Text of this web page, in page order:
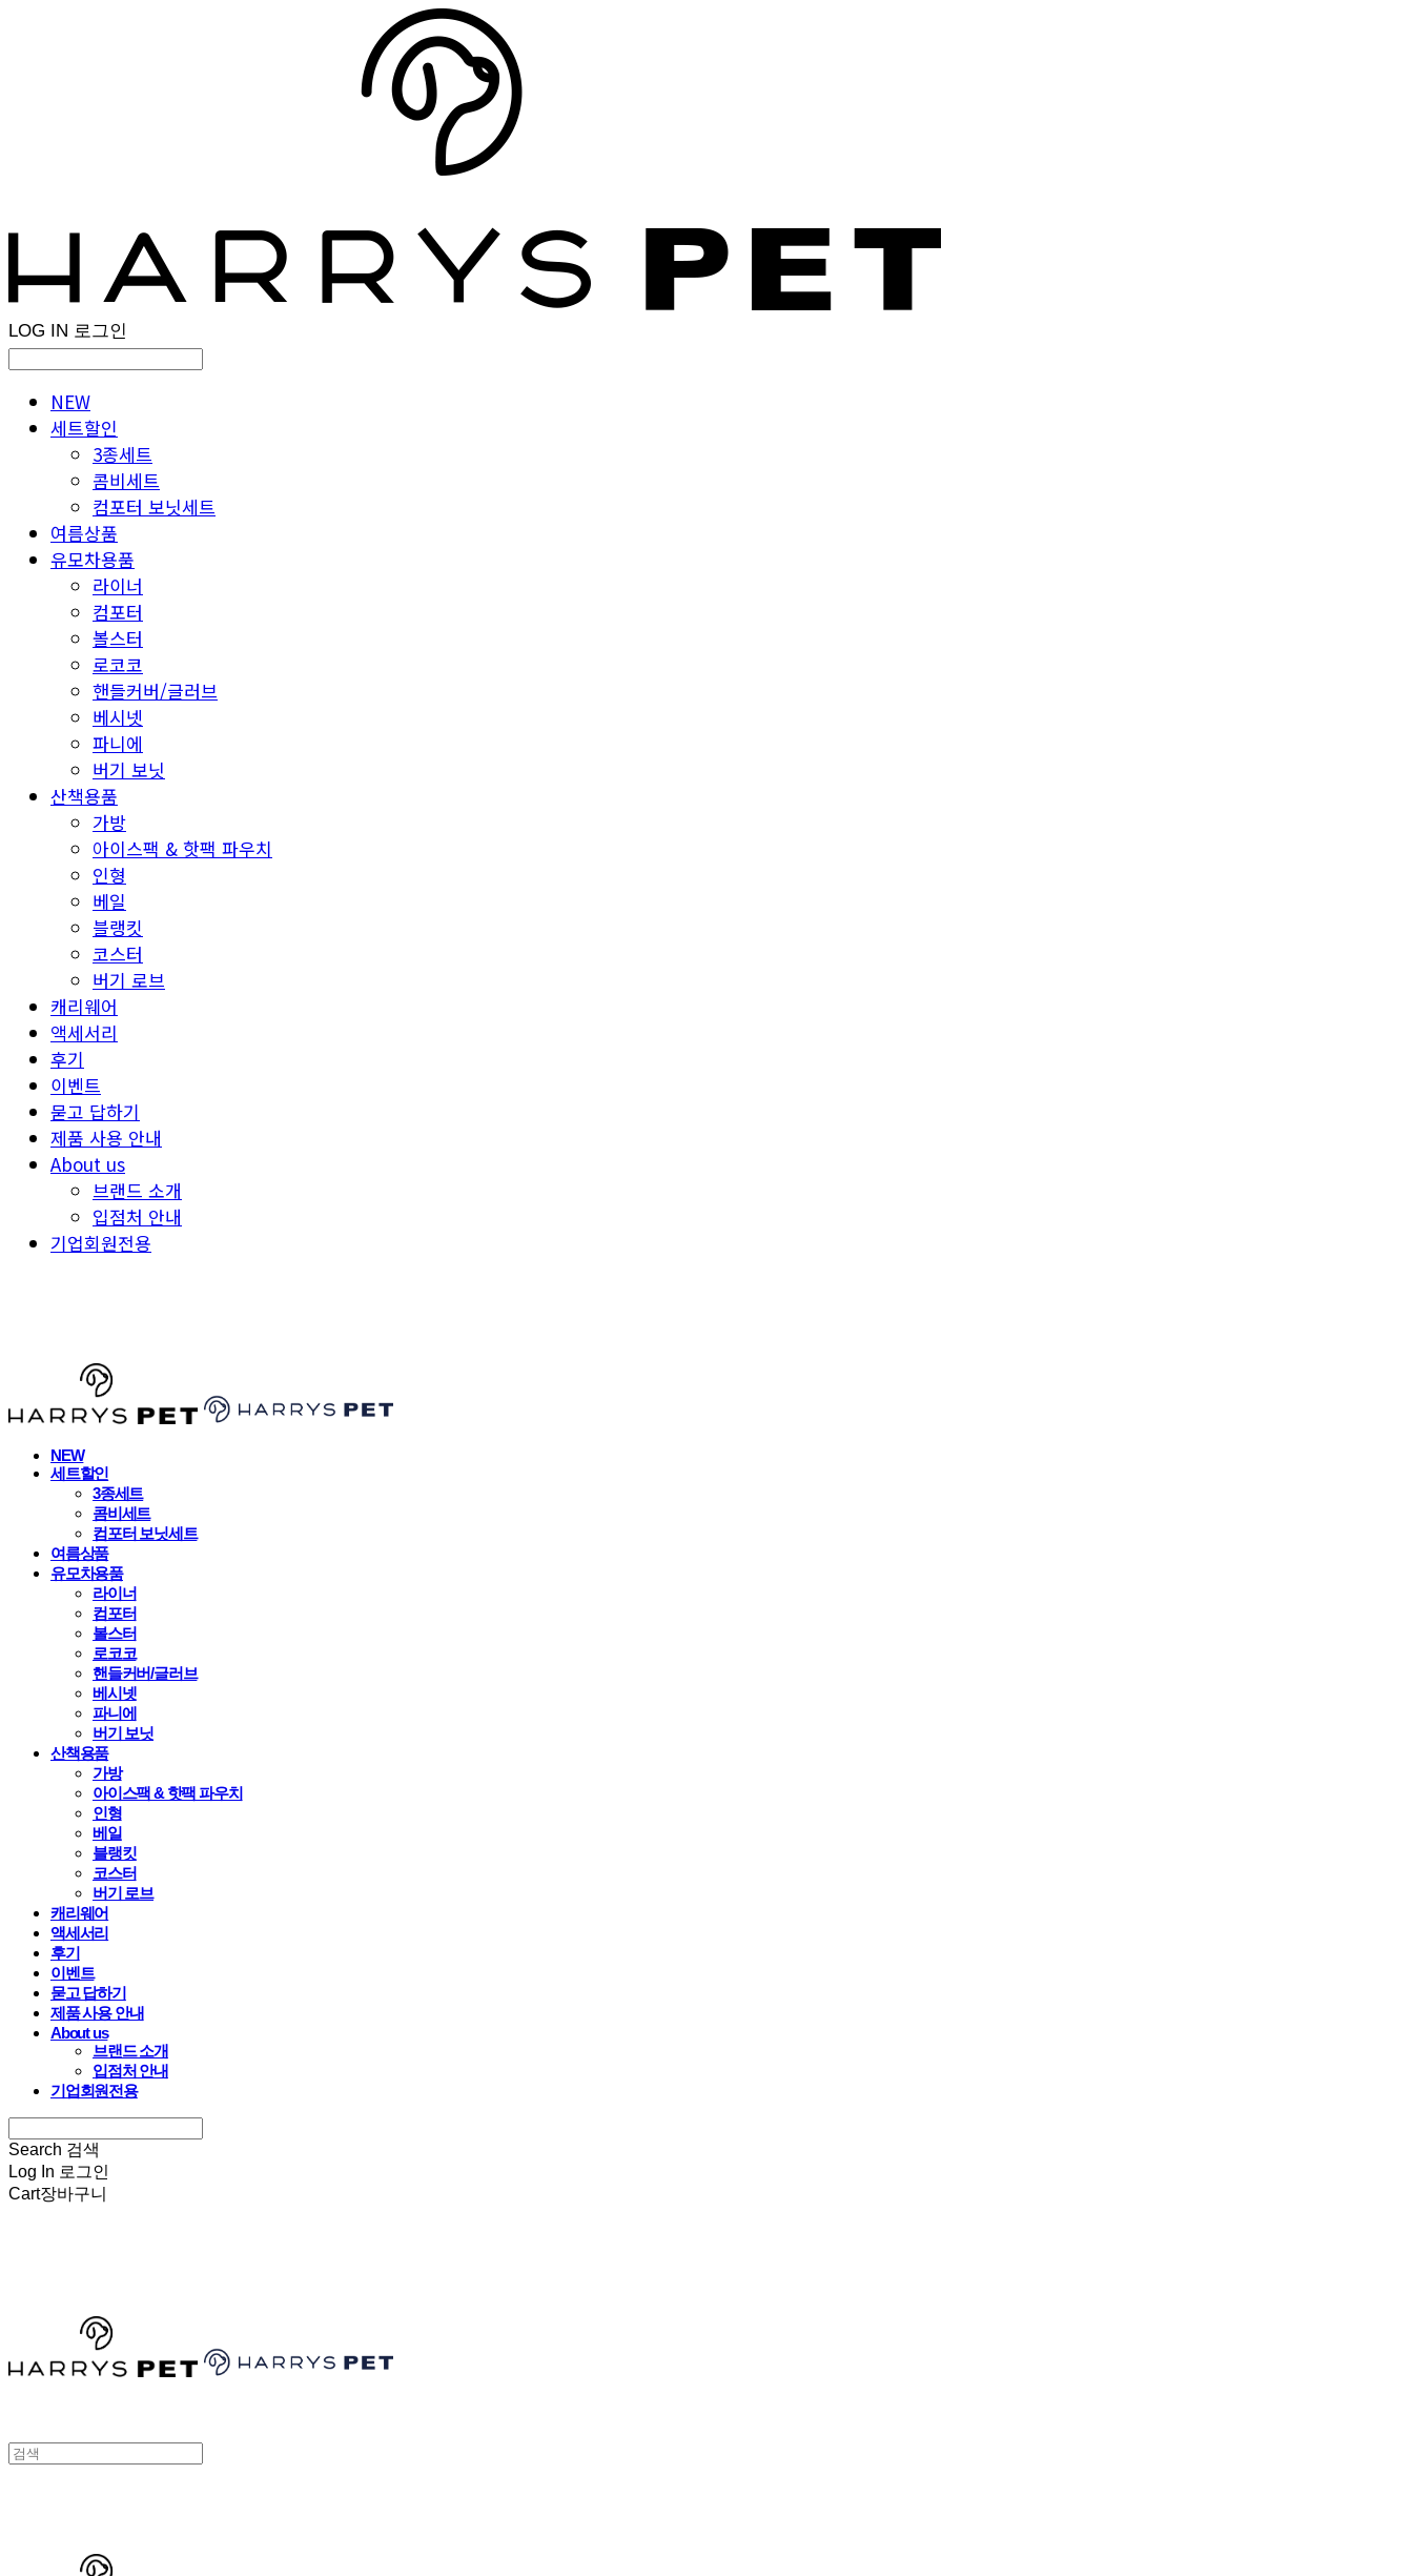
LOG IN 로그인
NEW
세트할인
3종세트
콤비세트
컴포터 보닛세트
여름상품
유모차용품
라이너
컴포터
볼스터
로코코
핸들커버/글러브
베시넷
파니에
버기 보닛
산책용품
가방
아이스팩 & 핫팩 파우치
인형
베일
블랭킷
코스터
버기 로브
캐리웨어
액세서리
후기
이벤트
묻고 답하기
제품 사용 안내
About us
브랜드 소개
입점처 안내
기업회원전용
NEW
세트할인
3종세트
콤비세트
컴포터 보닛세트
여름상품
유모차용품
라이너
컴포터
볼스터
로코코
핸들커버/글러브
베시넷
파니에
버기 보닛
산책용품
가방
아이스팩 & 핫팩 파우치
인형
베일
블랭킷
코스터
버기 로브
캐리웨어
액세서리
후기
이벤트
묻고 답하기
제품 사용 안내
About us
브랜드 소개
입점처 안내
기업회원전용
Search 검색
Log In 로그인
Cart장바구니